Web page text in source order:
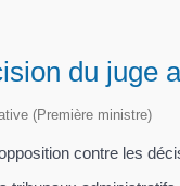
du juge
(Première ministre)
contre les